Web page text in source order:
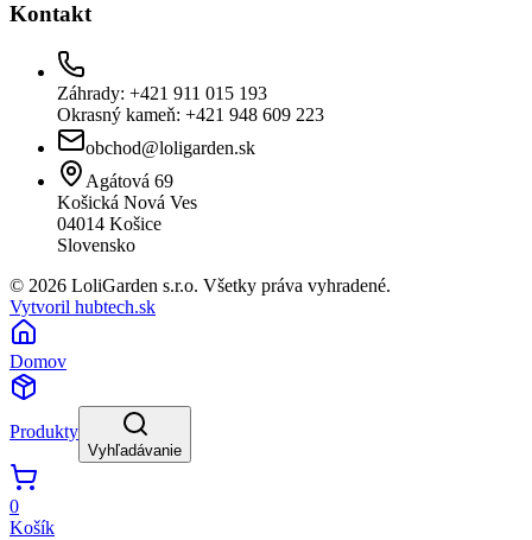
Kontakt
Záhrady: +421 911 015 193
Okrasný kameň: +421 948 609 223
obchod@loligarden.sk
Agátová 69
Košická Nová Ves
04014 Košice
Slovensko
© 2026 LoliGarden s.r.o. Všetky práva vyhradené.
Vytvoril hubtech.sk
Domov
Produkty
Vyhľadávanie
0
Košík